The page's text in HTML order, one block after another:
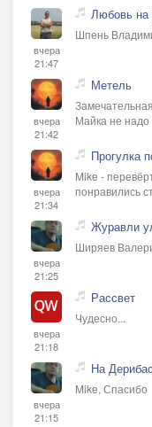
вчера
21:47
Любовь на
Шпень
вчера
21:42
Метель
Майка не
вчера
21:34
Прогулка
Mike -
понравились
вчера
21:25
Журавли
Ширяев
вчера
21:18
Рассвет
Чудесно...
вчера
21:15
На
Mike, Спасибо